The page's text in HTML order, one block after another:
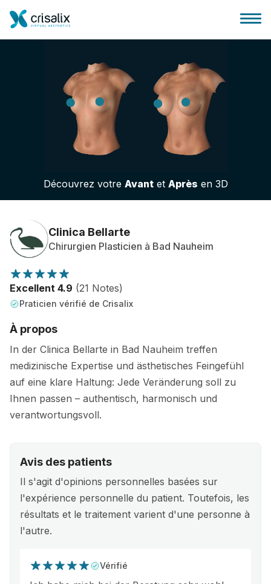
Accueil chirurgiens
Plateforme commerciale 3D
Forfait
Avis des patients
Découvrez votre Avantet Après en 3D
Clinica Bellarte
Chirurgien Plasticien à Bad Nauheim
Excellent 4.9 (21 Notes)
Praticien vérifié de Crisalix
À propos
In der Clinica Bellarte in Bad Nauheim treffen
medizinische Expertise und ästhetisches Feingefühl
auf eine klare Haltung: Jede Veränderung soll zu
Ihnen passen – authentisch, harmonisch und
verantwortungsvoll.
Avis des patients
Il s'agit d'opinions personnelles basées sur
l'expérience personnelle du patient. Toutefois, les
résultats et le traitement varient d'une personne à
l'autre.
Vérifié